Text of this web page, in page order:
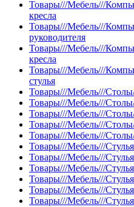
Товары///Мебель///
кресла
Товары///Мебель///
руководителя
Товары///Мебель///
кресла
Товары///Мебель///
стулья
Товары///Мебель///
Товары///Мебель///
Товары///Мебель///
Товары///Мебель///
Товары///Мебель///
Товары///Мебель///Стулья
Товары///Мебель///
Товары///Мебель///
Товары///Мебель///
Товары///Мебель///
Товары///Мебель///